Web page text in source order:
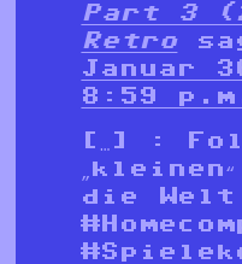
Part 3
Retro
Januar
8:59
[…] :
die Welt